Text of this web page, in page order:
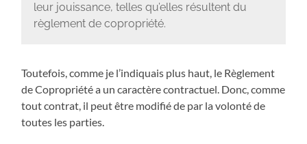
leur jouissance, telles qu’elles résultent du
règlement de copropriété.
Toutefois, comme je l’indiquais plus haut, le Règlement
de Copropriété a un caractère contractuel. Donc, comme
tout contrat, il peut être modifié de par la volonté de
toutes les parties.